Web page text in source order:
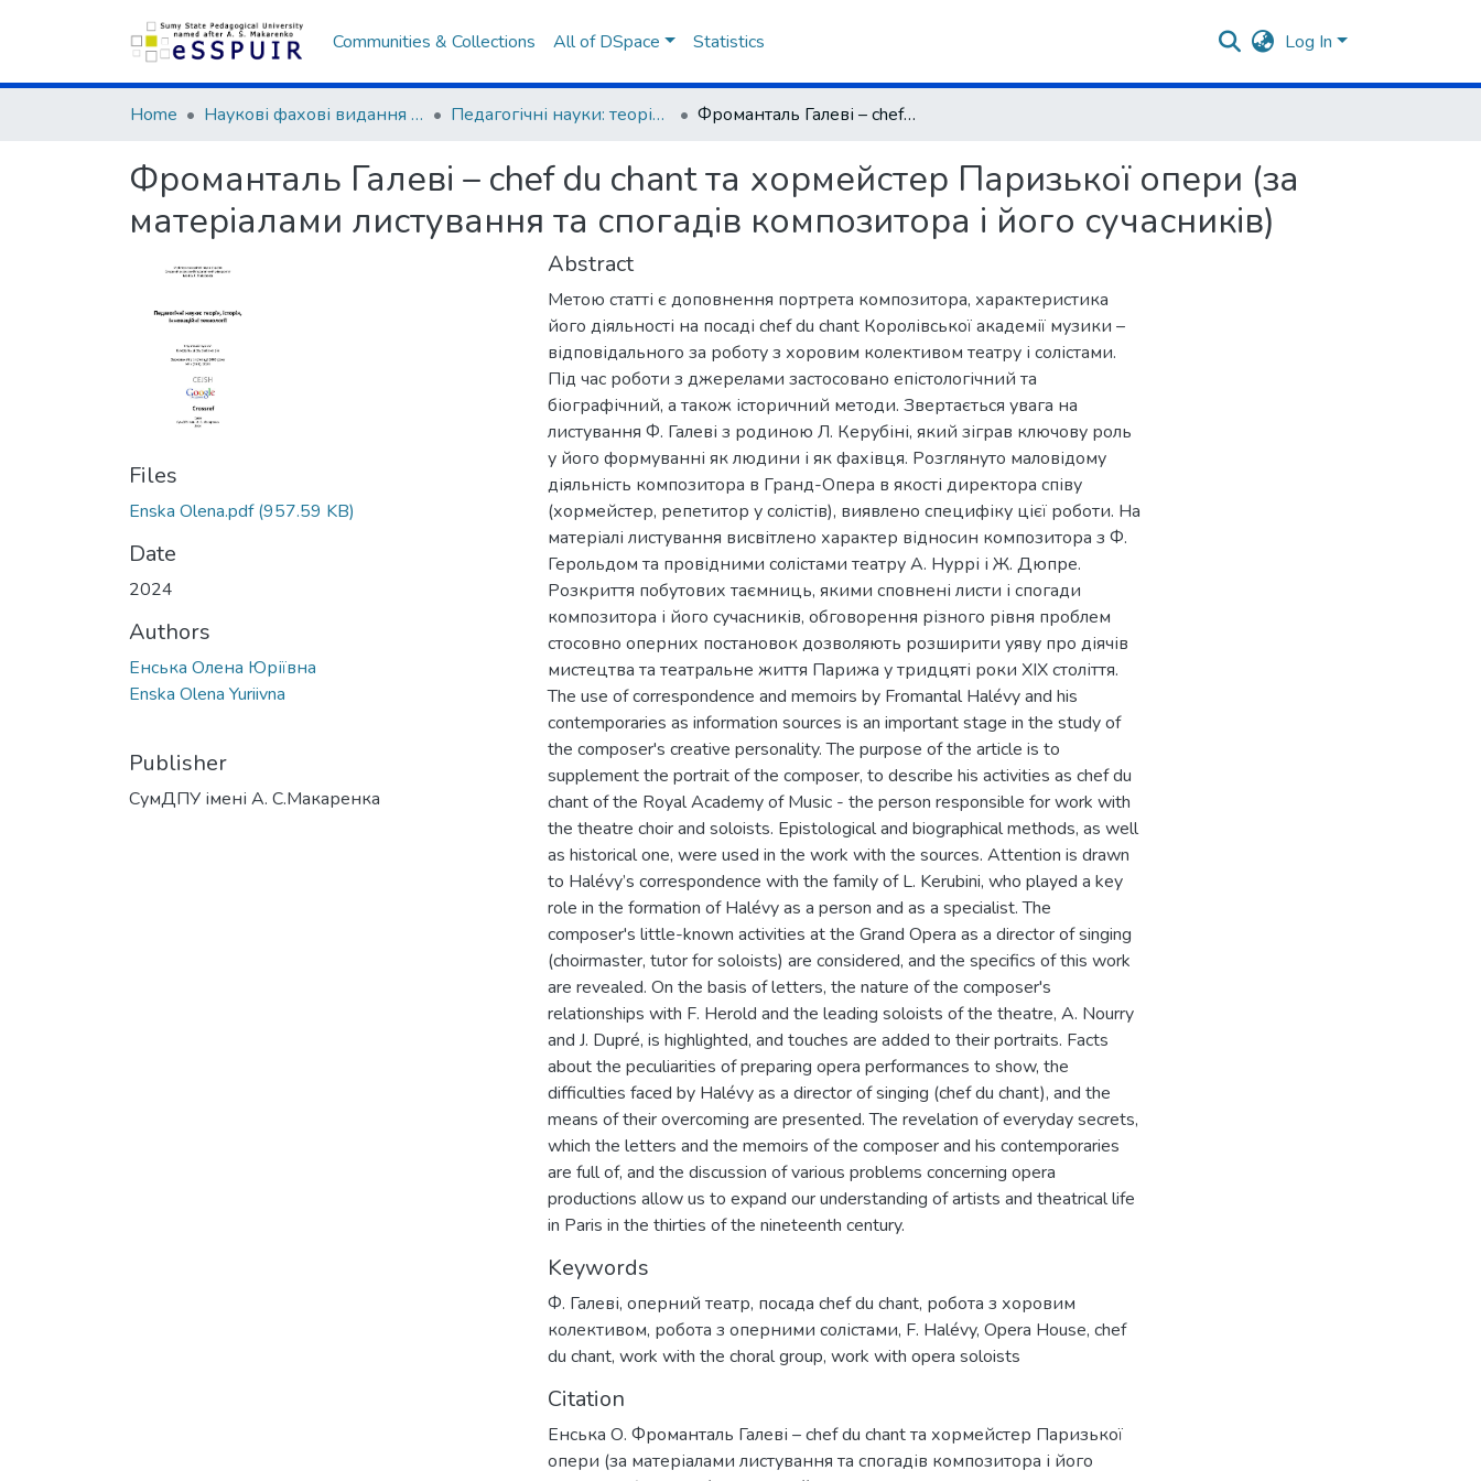
Communities & Collections All of DSpace Statistics Log In
Home Наукові фахові видання СумДПУ Педагогічні науки: теорія, історія, інноваційні технології Фроманталь Галеві – chef du chant та хормейстер Паризької опери (за матеріалами листування та спогадів композитора і його сучасників)
Фроманталь Галеві – chef du chant та хормейстер Паризької опери (за
матеріалами листування та спогадів композитора і його сучасників)
Files
Enska Olena.pdf(957.59 KB)
Date
2024
Authors
Енська Олена Юріївна
Enska Olena Yuriivna
Publisher
СумДПУ імені А. С.Макаренка
Abstract
Метою статті є доповнення портрета композитора, характеристика
його діяльності на посаді chef du chant Королівської академії музики –
відповідального за роботу з хоровим колективом театру і солістами.
Під час роботи з джерелами застосовано епістологічний та
біографічний, а також історичний методи. Звертається увага на
листування Ф. Галеві з родиною Л. Керубіні, який зіграв ключову роль
у його формуванні як людини і як фахівця. Розглянуто маловідому
діяльність композитора в Гранд-Опера в якості директора співу
(хормейстер, репетитор у солістів), виявлено специфіку цієї роботи. На
матеріалі листування висвітлено характер відносин композитора з Ф.
Герольдом та провідними солістами театру А. Нуррі і Ж. Дюпре.
Розкриття побутових таємниць, якими сповнені листи і спогади
композитора і його сучасників, обговорення різного рівня проблем
стосовно оперних постановок дозволяють розширити уяву про діячів
мистецтва та театральне життя Парижа у тридцяті роки ХІХ століття.
The use of correspondence and memoirs by Fromantal Halévy and his
contemporaries as information sources is an important stage in the study of
the composer's creative personality. The purpose of the article is to
supplement the portrait of the composer, to describe his activities as chef du
chant of the Royal Academy of Music - the person responsible for work with
the theatre choir and soloists. Epistological and biographical methods, as well
as historical one, were used in the work with the sources. Attention is drawn
to Halévy’s correspondence with the family of L. Kerubini, who played a key
role in the formation of Halévy as a person and as a specialist. The
composer's little-known activities at the Grand Opera as a director of singing
(choirmaster, tutor for soloists) are considered, and the specifics of this work
are revealed. On the basis of letters, the nature of the composer's
relationships with F. Herold and the leading soloists of the theatre, A. Nourry
and J. Dupré, is highlighted, and touches are added to their portraits. Facts
about the peculiarities of preparing opera performances to show, the
difficulties faced by Halévy as a director of singing (chef du chant), and the
means of their overcoming are presented. The revelation of everyday secrets,
which the letters and the memoirs of the composer and his contemporaries
are full of, and the discussion of various problems concerning opera
productions allow us to expand our understanding of artists and theatrical life
in Paris in the thirties of the nineteenth century.
Keywords
Ф. Галеві, оперний театр, посада chef du chant, робота з хоровим
колективом, робота з оперними солістами, F. Halévy, Opera House, chef
du chant, work with the choral group, work with opera soloists
Citation
Енська О. Фроманталь Галеві – chef du chant та хормейстер Паризької
опери (за матеріалами листування та спогадів композитора і його